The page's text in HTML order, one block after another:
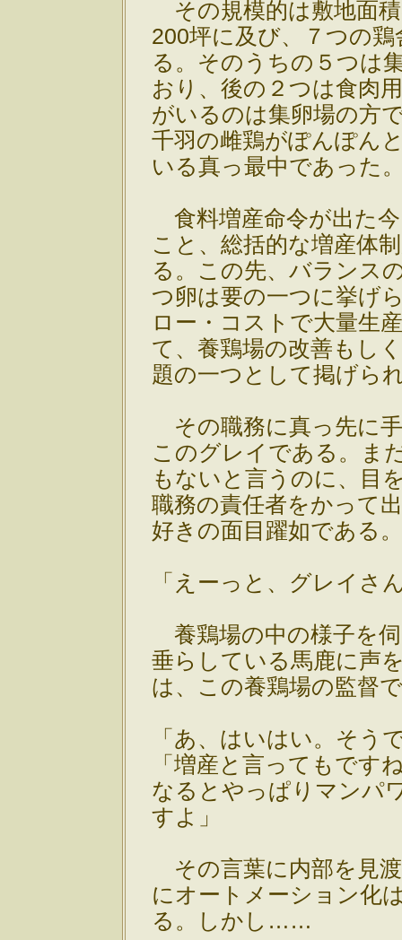
その規模的は敷地面
200坪に及び、７つの
る。そのうちの５つは
おり、後の２つは食肉
がいるのは集卵場の方
千羽の雌鶏がぽんぽん
いる真っ最中であった
食料増産命令が出た
こと、総括的な増産体
る。この先、バランス
つ卵は要の一つに挙げ
ロー・コストで大量生
て、養鶏場の改善もし
題の一つとして掲げら
その職務に真っ先に
このグレイである。ま
もないと言うのに、目
職務の責任者をかって
好きの面目躍如である
「えーっと、グレイさ
養鶏場の中の様子を
垂らしている馬鹿に声
は、この養鶏場の監督
「あ、はいはい。そう
「増産と言ってもです
なるとやっぱりマンパ
すよ」
その言葉に内部を見
にオートメーション化
る。しかし……